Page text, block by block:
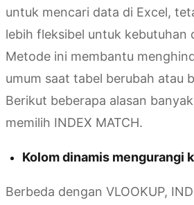
untuk mencari data di Excel,
lebih fleksibel untuk kebutuhan
Metode ini membantu
umum saat tabel berubah atau
Berikut beberapa alasan
memilih INDEX MATCH.
Kolom dinamis mengurangi
Berbeda dengan VLOOKUP,